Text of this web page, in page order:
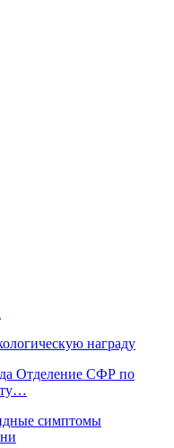
награду
Отделение СФР по
симптомы